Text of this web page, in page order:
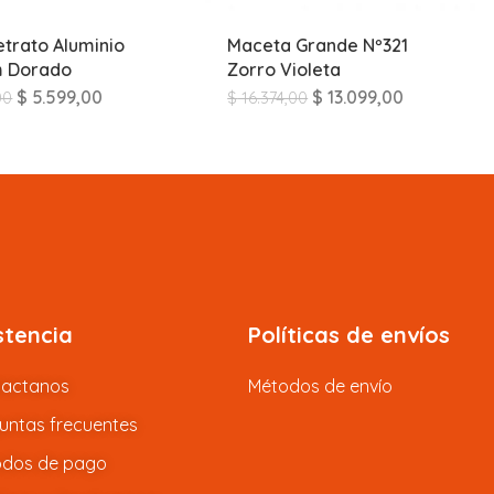
Aluminio
Dorado
$ 5.599,00
Maceta Grande Nº321
Zorro Violeta
$16.374,00 $ 13.099,00
frecuentes
de pago
Políticas de envíos
Métodos de envío